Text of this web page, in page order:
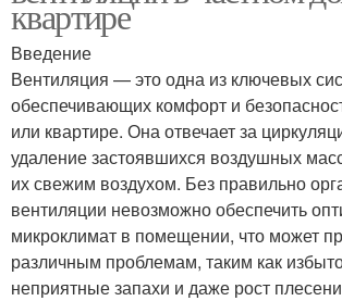
квартире
Введение
Вентиляция — это одна из ключевых
обеспечивающих комфорт и
или квартире. Она отвечает за
удаление застоявшихся воздушных
их свежим воздухом. Без правильно
вентиляции невозможно обеспечить
микроклимат в помещении, что может
различным проблемам, таким как
неприятные запахи и даже рост